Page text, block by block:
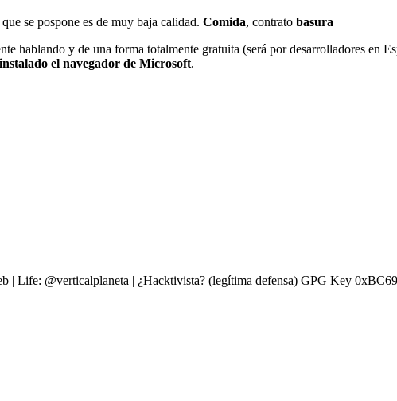
se pospone es de muy baja calidad. Comida, contrato basura
hablando y de una forma totalmente gratuita (será por desarrolladores en
el navegador de Microsoft.
| Life: @verticalplaneta | ¿Hacktivista? (legítima defensa) GPG Key